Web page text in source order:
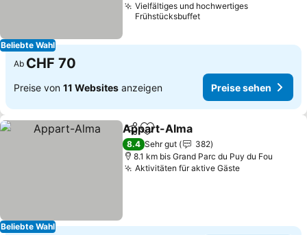
Beliebte Wahl
Vielfältiges und hochwertiges
Frühstücksbuffet
Ab CHF 70
Preise von 11 Websites anzeigen Preise sehen
Beliebte Wahl
TeilenZu Favoriten hinzufügen
Appart-Alma
8.4 Sehr gut
382
8.1 km bis Grand Parc du Puy du Fou
Aktivitäten für aktive GästePreise sehen